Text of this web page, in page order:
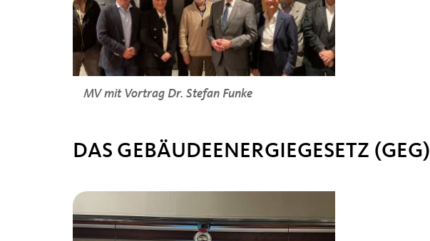
MV mit Vortrag Dr. Stefan Funke
DAS GEBÄUDEENERGIEGESETZ (GEG)